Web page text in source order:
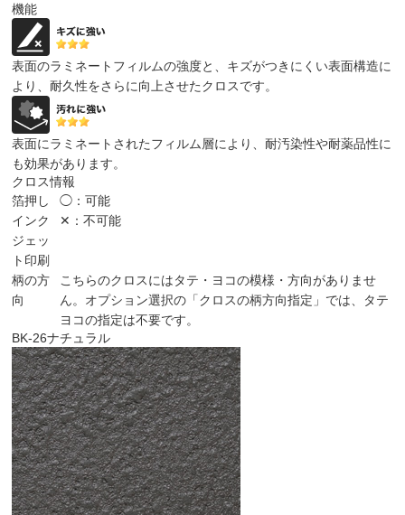
機能
表面のラミネートフィルムの強度と、キズがつきにくい表面構造に
より、耐久性をさらに向上させたクロスです。
表面にラミネートされたフィルム層により、耐汚染性や耐薬品性に
も効果があります。
クロス情報
箔押し
◯：可能
インク
ジェッ
ト印刷
✕：不可能
柄の方
向
こちらのクロスにはタテ・ヨコの模様・方向がありませ
ん。オプション選択の「クロスの柄方向指定」では、タテ
ヨコの指定は不要です。
BK-26ナチュラル